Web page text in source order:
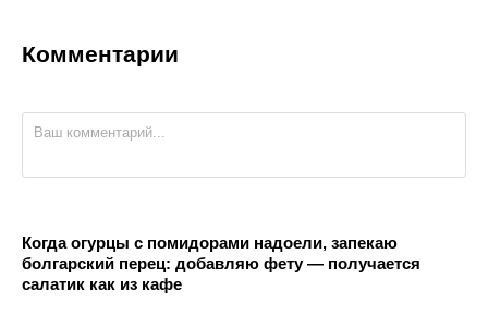
Комментарии
Когда огурцы с помидорами надоели, запекаю
болгарский перец: добавляю фету — получается
салатик как из кафе